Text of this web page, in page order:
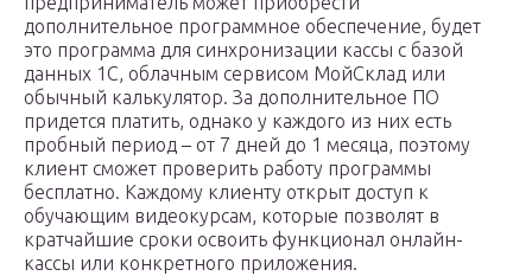
дополнительное программное обеспечение, будет
это программа для синхронизации кассы с базой
данных 1С, облачным сервисом МойСклад или
обычный калькулятор. За дополнительное ПО
придется платить, однако у каждого из них есть
пробный период – от 7 дней до 1 месяца, поэтому
клиент сможет проверить работу программы
бесплатно. Каждому клиенту открыт доступ к
обучающим видеокурсам, которые позволят в
кратчайшие сроки освоить функционал онлайн-
кассы или конкретного приложения.